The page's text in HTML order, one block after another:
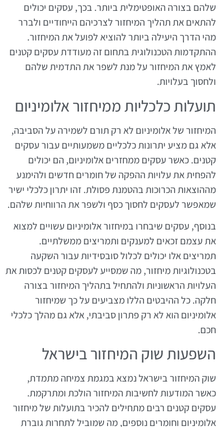
שלהם בצורה האופטימלית ביותר. בכך, עסקים יכולים
להתאים את תהליך המיחזור לצרכיהם הייחודיים ולברר
מהי הדרך היעילה ביותר להוציא לפועל את המיחזור.
ההתקדמות הטכנולוגית בתחום זה מעודדת עסקים קטנים
לאמץ את המיחזור על מנת לשפר את התדמית שלהם
ולחסוך בעלויות.
תועלות כלכליות ממיחזור אלומיניום
המיחזור של אלומיניום לא רק תורם לשמירה על הסביבה,
אלא גם מציע יתרונות כלכליים משמעותיים עבור עסקים
קטנים. כאשר עסקים ממחזרים אלומיניום, הם יכולים
להפחית את עלויות ההפקה של חומרים חדשים ולהימנע
מההוצאות הכרוכות בהטמנת פסולת. זהו יתרון כלכלי ישיר
שמאפשר לעסקים לחסוך כסף ולשפר את הרווחיות שלהם.
בנוסף, עסקים שיבחרו במיחזור אלומיניום עשויים למצוא
את עצמם זכאים למענקים ותמריצים ממשלתיים.
תמריצים אלו יכולים לכלול סובסידיות עבור השקעה
בטכנולוגיות מיחזור, מה שמסייע לעסקים קטנים לכסות את
העלויות הראשוניות ולהתחיל בתהליך המיחזור בצורה
חלקה. כל ההיבטים הללו מצביעים על כך שמיחזור
אלומיניום הוא לא רק פתרון סביבתי, אלא גם מהלך כלכלי
חכם.
השפעות שוק המיחזור בישראל
שוק המיחזור בישראל נמצא במגמת צמיחה מתמדת,
כאשר המודעות לחשיבות המיחזור הולכת ומתרקמת.
עסקים קטנים רבים מתחילים להכיר בתועלות של מיחזור
אלומיניום וחומרים נוספים, מה שמוביל לתחרות גוברת